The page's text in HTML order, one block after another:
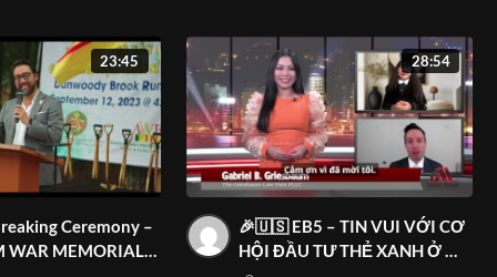
23:45
Ceremony –
WAR MEMORIAL
28:54
🎉🇺🇸 EB5 – TIN VUI VỚI CƠ
HỘI ĐẦU TƯ THẺ XANH Ở MỸ